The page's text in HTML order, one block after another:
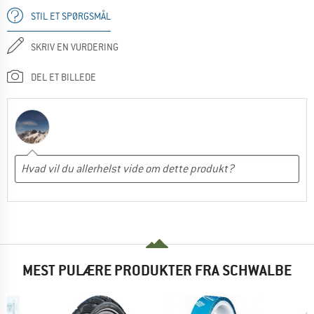
STIL ET SPØRGSMÅL
SKRIV EN VURDERING
DEL ET BILLEDE
MEST PULÆRE PRODUKTER FRA SCHWALBE